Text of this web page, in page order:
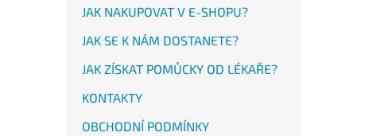
JAK NAKUPOVAT V E-SHOPU?
JAK SE K NÁM DOSTANETE?
JAK ZÍSKAT POMŮCKY OD LÉKAŘE?
KONTAKTY
OBCHODNÍ PODMÍNKY